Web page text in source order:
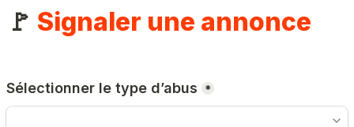
🚩 Signaler une annonce
Sélectionner le type d’abus *